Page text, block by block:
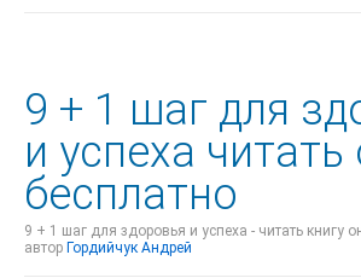
9 + 1 шаг для
и успеха
бесплатно
9 + 1 шаг для здоровья и успеха - читать книгу
автор Гордийчук Андрей